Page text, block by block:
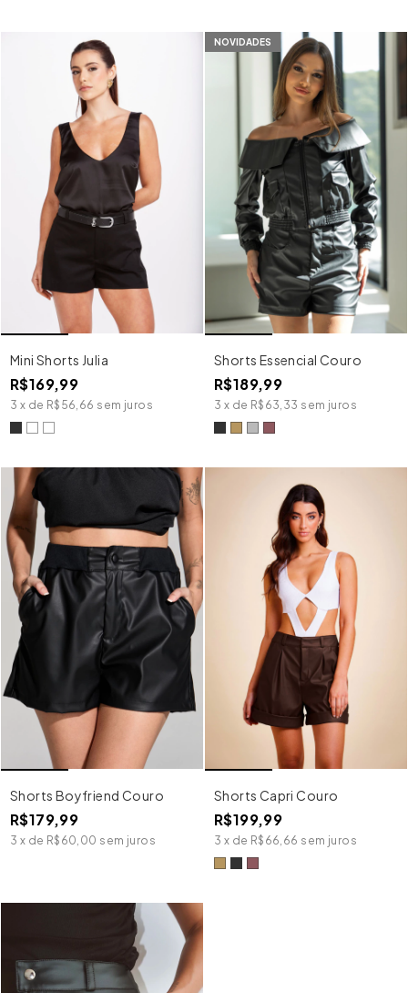
Mini Shorts Julia
R$169,99
3 x de R$56,66 sem juros
NOVIDADES
Shorts Essencial Couro
R$189,99
3 x de R$63,33 sem juros
Shorts Boyfriend Couro
R$179,99
3 x de R$60,00 sem juros
Shorts Capri Couro
R$199,99
3 x de R$66,66 sem juros